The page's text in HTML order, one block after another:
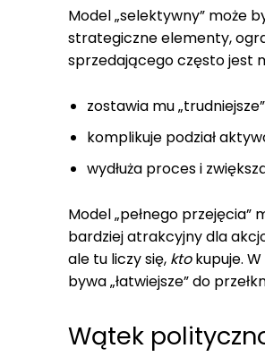
Model „selektywny” może
strategiczne elementy,
sprzedającego często jest
zostawia mu
komplikuje podział
wydłuża proces i
Model „pełnego
bardziej atrakcyjny dla
ale tu liczy się, ktokupuje.
bywa „łatwiejsze” do
Wątek